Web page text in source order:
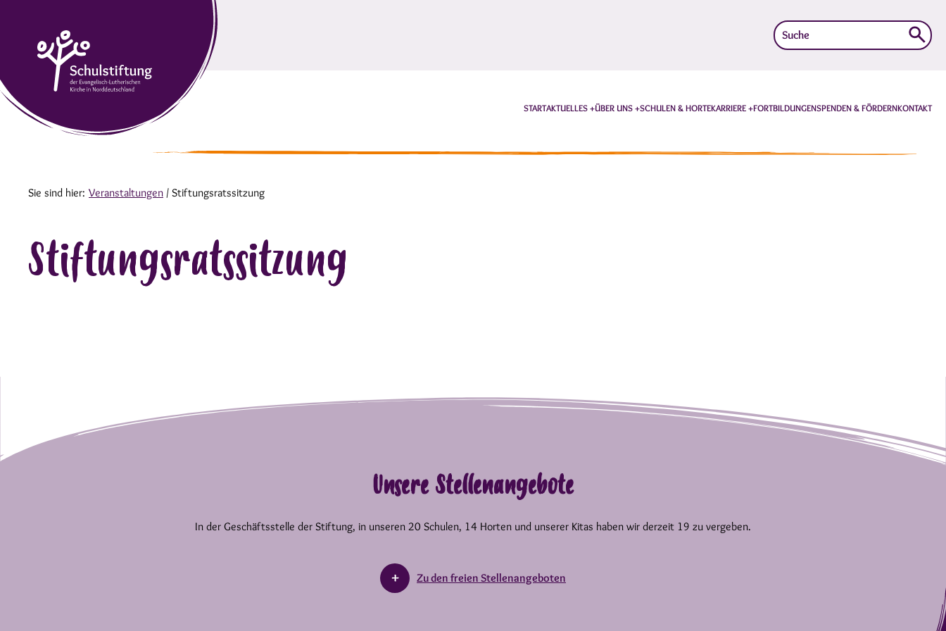
Suche
nach:
STARTAKTUELLES ÜBER UNS SCHULEN & HORTEKARRIERE FORTBILDUNGENSPENDEN & FÖRDERNKONTAKT
Sie sind hier: Veranstaltungen / Stiftungsratssitzung
Stiftungsratssitzung
Unsere Stellenangebote
In der Geschäftsstelle der Stiftung, in unseren 20 Schulen, 14 Horten und unserer Kitas haben wir derzeit 19 zu vergeben.
Zu den freien Stellenangeboten